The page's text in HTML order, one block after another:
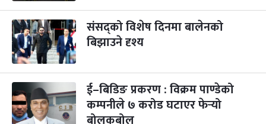
४
बुध कार्तिक ४, २०८३ Oct 21, 2026
५
बिहि
पापा‌ङ्कुशा एकादशी व्रत
कार्तिक ५, २०८३
२२
आइत
कुकुर तिहार
कार्तिक २२, २०८३-Nov 8, 2026
३ महिना बाँकी
संसद्को विशेष दिनमा बालेनको
बिझाउने दृश्य
ई–बिडिङ प्रकरण : विक्रम पाण्डेको
कम्पनीले ७ करोड घटाएर फेर्‍यो